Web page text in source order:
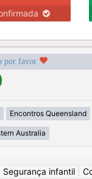
por favor
Encontros Queensland
Australia
Segurança infantil